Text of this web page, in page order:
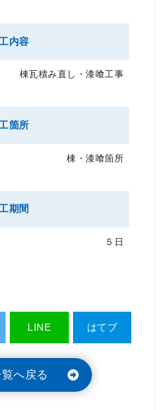
内容
棟瓦積み直し・漆喰工事
箇所
棟・漆喰箇所
期間
５日
LINE はてブ
へ戻る